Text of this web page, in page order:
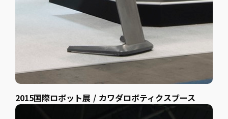
2015国際ロボット展 / カワダロボティクスブース